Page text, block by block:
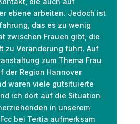
ebene arbeiten. Jedoch ist
das es zu wenig
zwischen Frauen gibt, die
zu Veränderung führt. Auf
zum Thema Frau
der Region Hannover
waren viele gutsituierte
ich dort auf die Situation
in unserem
bei Tertia aufmerksam